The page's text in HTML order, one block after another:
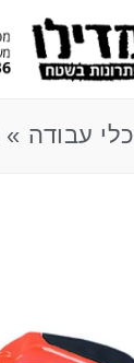
כלי עבודה